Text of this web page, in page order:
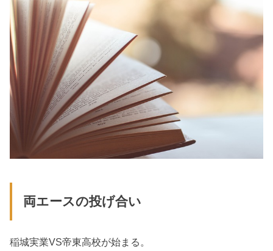
両エースの投げ合い
稲城実業VS帝東高校が始まる。